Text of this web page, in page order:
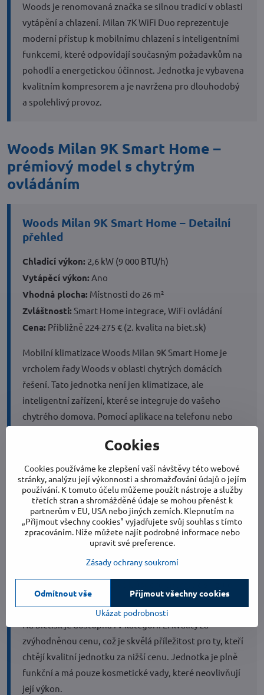
Woods je renomovaná značka se silnou tradicí v oblasti
vytápění a chlazení. Milan 7K WiFi Duo reprezentuje
moderní přístup k mobilnímu chlazení s inteligentními
funkcemi, které odpovídají současným požadavkům na
pohodlí a energetickou účinnost. Jednotka je vybavena
kvalitním kompresorem a je navržena pro dlouhodobý
a spolehlivý provoz.
Woods Milan 9K Smart Home –
prémiový model s chytrým
ovládáním
Woods Milan 9K Smart Home – Detailní
přehled
Chladicí výkon: 2,6 kW (9 000 BTU/h)
Vytápěcí výkon: Ano
Vhodná plocha: Místnosti do 26 m²
Zvláštnosti: Smart Home integrace, WiFi ovládání
Cena: Přibližně 224-275 € (2. kvalita na biet.sk)
Mobilní klimatizace Woods Milan 9K Smart Home je
vrcholem řady Woods v oblasti chytrých domácích
řešení. Tato jednotka není jen klimatizace, ale
inteligentní zařízení, které se integruje do vašeho
chytrého domova. Pomocí aplikace na telefonu nebo
Alexa a Google Home) lze jednotku ovládat z jakéhokoli
místa na světě.
Vyšší chladicí výkon 2,6 kW (9 000 BTU/h) ji činí vhodnou
i pro větší místnosti. Jednotka nabízí vytápění, takže ji
lze používat celoročně. Smart Home integrace
umožňuje automatizaci – lze nastavit, aby se
automaticky vypnula, když nikoho není doma. Tato
vaši uhlíkovou stopu.
Na biet.sk je dostupna i v kategorii 2. kvality za
zvýhodněnou cenu, což je skvělá příležitost pro ty, kteří
chtějí kvalitní jednotku za nižší cenu. Jednotka je plně
funkční a má pouze kosmetické vady, které neovlivňují
její výkon.
Cookies
Cookies používáme ke zlepšení vaší návštěvy této webové
stránky, analýzu její výkonnosti a shromažďování údajů o jejím
používání. K tomuto účelu můžeme použít nástroje a služby
třetích stran a shromážděné údaje se mohou přenést k
partnerům v EU, USA nebo jiných zemích. Klepnutím na
„Přijmout všechny cookies" vyjadřujete svůj souhlas s tímto
zpracováním. Níže můžete najít podrobné informace nebo
upravit své preference.
Zásady ochrany soukromí
Ukázat podrobnosti
Přijmout všechny cookies
Odmítnout vše